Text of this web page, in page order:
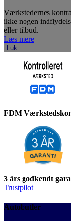
Værkstedernes
ikke nogen
eller tilbud.
Læs mere
Luk
FDM
3 års godkendt
Trustpilot
Autobutler